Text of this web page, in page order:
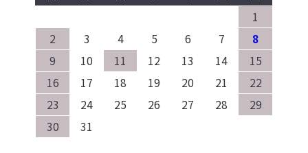
1
2
3 4 5 6 7
8
9
10 11 12 13 14
15
16
17 18 19 20 21
22
23
24 25 26 27 28
29
30
31